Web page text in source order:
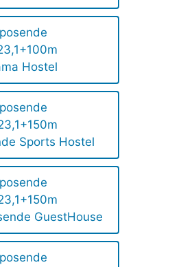
Hostel
Sports Hostel
GuestHouse